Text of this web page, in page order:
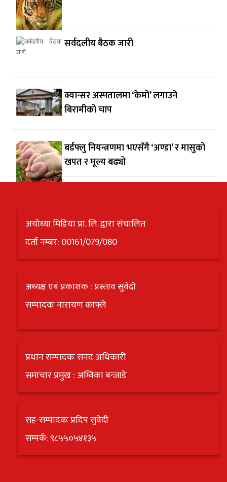
सर्वदलीय बैठक जारी
क्यान्सर अस्पतालमा ‘केमो’ लगाउने
बिरामीको चाप
बर्डफ्लु नियन्त्रणमा भएसँगै ‘अण्डा’ र मासुको
खपत र मूल्य बढ्यो
अयोध्या मिडिया प्रा. लि. द्वारा संचालित
दर्ता नम्बर: 00161/079/080
अध्यक्ष एबं प्रकाशक : प्रस्ताव सुवेदी
सम्पादकः नारायण काफ्ले
प्रधान सम्पादकः सनद अधिकारी
समाचार प्रमुख : अम्विका बन्जाडे
सह-सम्पादकः प्रदिप सुवेदी
सम्पर्क: ९८५५०५४१३५